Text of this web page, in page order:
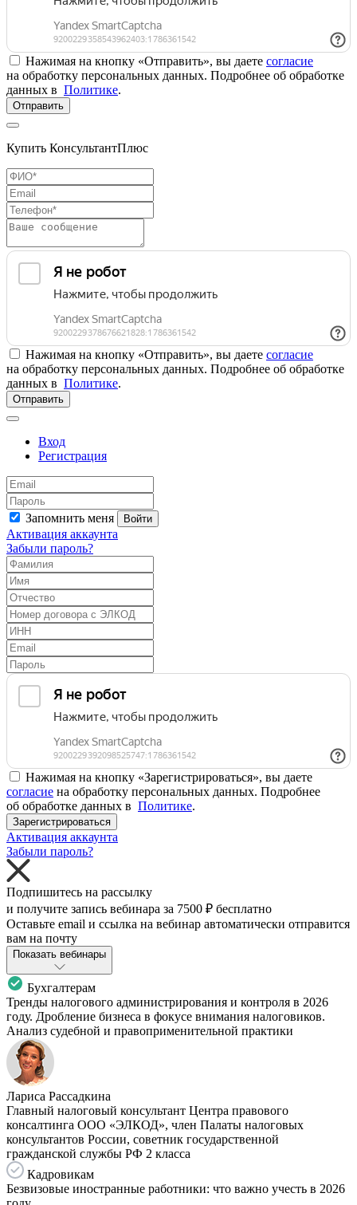
Нажимая на кнопку «Отправить», вы даете согласие
на обработку персональных данных. Подробнее об обработке
данных в Политике.
Отправить
Купить КонсультантПлюс
Нажимая на кнопку «Отправить», вы даете согласие
на обработку персональных данных. Подробнее об обработке
данных в Политике.
Отправить
Вход
Регистрация
Запомнить меня Войти
Активация аккаунта
Забыли пароль?
Нажимая на кнопку «Зарегистрироваться», вы даете
согласие на обработку персональных данных. Подробнее
об обработке данных в Политике.
Зарегистрироваться
Активация аккаунта
Забыли пароль?
Подпишитесь на рассылку
и получите запись вебинара за 7500 ₽ бесплатно
Оставьте email и ссылка на вебинар автоматически отправится
вам на почту
Показать вебинары
Бухгалтерам
Тренды налогового администрирования и контроля в 2026
году. Дробление бизнеса в фокусе внимания налоговиков.
Анализ судебной и правоприменительной практики
Лариса Рассадкина
Главный налоговый консультант Центра правового
консалтинга ООО «ЭЛКОД», член Палаты налоговых
консультантов России, советник государственной
гражданской службы РФ 2 класса
Кадровикам
Безвизовые иностранные работники: что важно учесть в 2026